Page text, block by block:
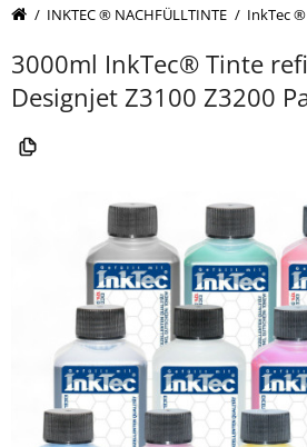
INKTEC ® NACHFÜLLTINTE InkTec
3000ml InkTec® Tinte
Designjet Z3100 Z3200